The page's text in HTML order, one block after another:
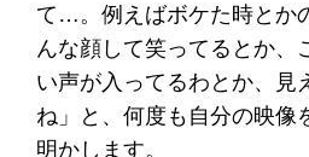
て…。例えばボケた時とか
んな顔して笑ってるとか、
い声が入ってるわとか、見
ね」と、何度も自分の映像
明かします。